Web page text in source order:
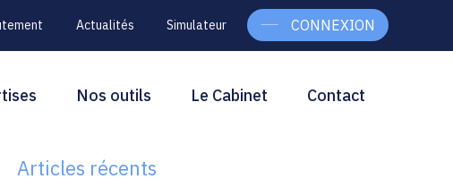
Actualités Simulateur CONNEXION
Nos outils Le Cabinet Contact
Blog
Rechercher
Articles récents